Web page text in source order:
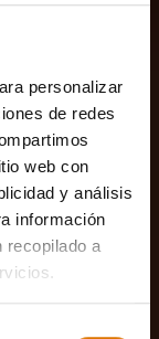
personalizar
de redes
web con
y análisis
información
recopilado a